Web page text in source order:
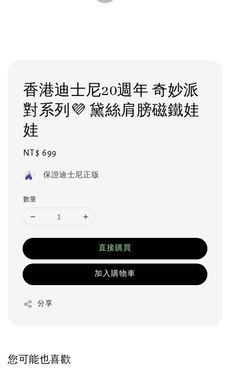
香港迪士尼20週年 奇妙派
對系列💜 黛絲肩膀磁鐵娃
娃
Regular
NT$ 699
保證迪士尼正版
數量
直接購買
加入購物車
分享
您可能也喜歡